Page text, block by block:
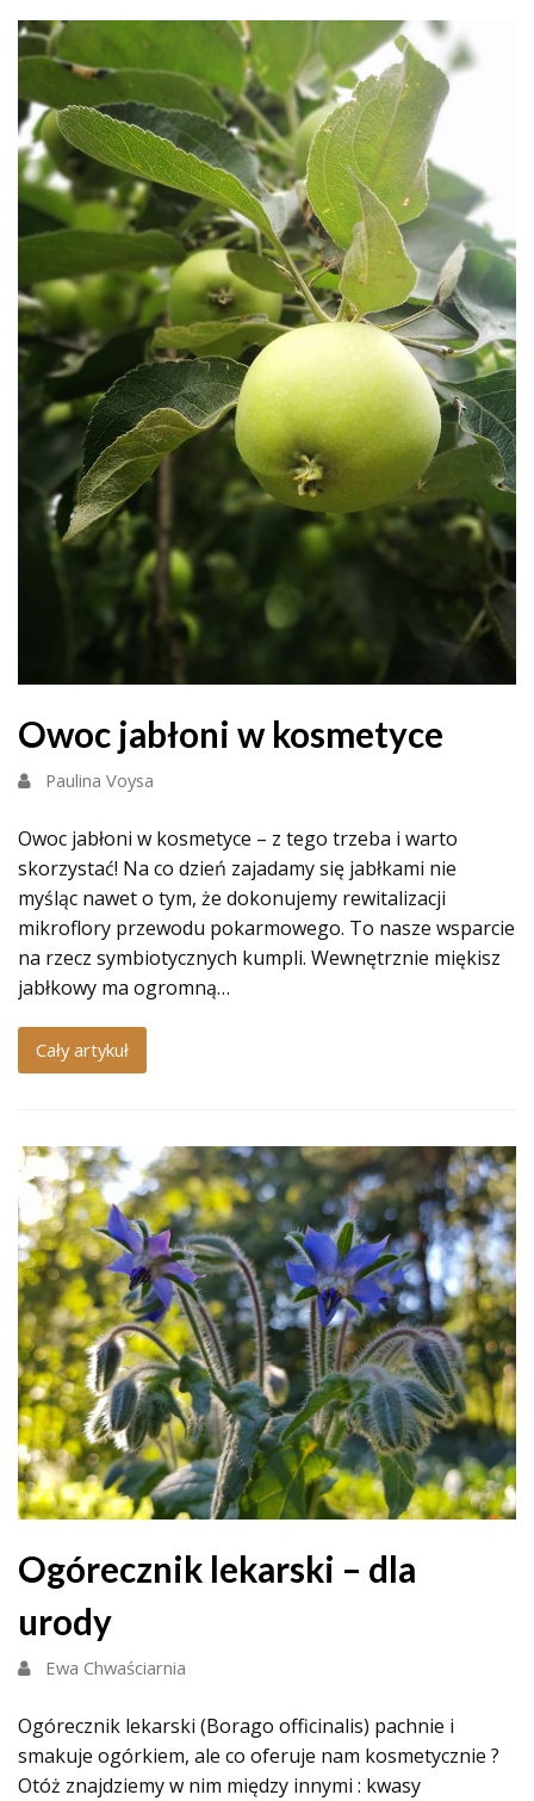
Owoc jabłoni w kosmetyce
Paulina Voysa
Owoc jabłoni w kosmetyce – z tego trzeba i warto
skorzystać! Na co dzień zajadamy się jabłkami nie
myśląc nawet o tym, że dokonujemy rewitalizacji
mikroflory przewodu pokarmowego. To nasze wsparcie
na rzecz symbiotycznych kumpli. Wewnętrznie miękisz
jabłkowy ma ogromną…
Cały artykuł
Ogórecznik lekarski – dla
urody
Ewa Chwaściarnia
Ogórecznik lekarski (Borago officinalis) pachnie i
smakuje ogórkiem, ale co oferuje nam kosmetycznie ?
Otóż znajdziemy w nim między innymi : kwasy